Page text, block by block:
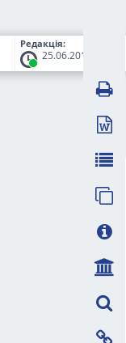
Редакція:
25.06.2019